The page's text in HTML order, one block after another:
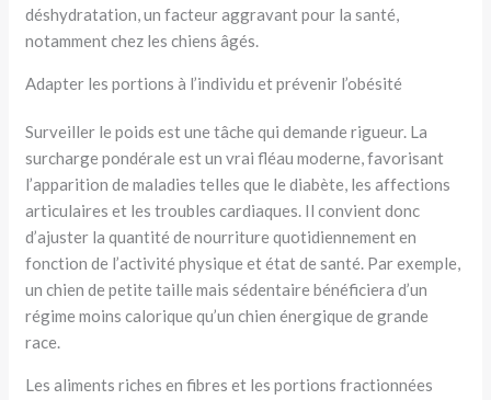
déshydratation, un facteur aggravant pour la santé,
notamment chez les chiens âgés.
Adapter les portions à l’individu et prévenir l’obésité
Surveiller le poids est une tâche qui demande rigueur. La
surcharge pondérale est un vrai fléau moderne, favorisant
l’apparition de maladies telles que le diabète, les affections
articulaires et les troubles cardiaques. Il convient donc
d’ajuster la quantité de nourriture quotidiennement en
fonction de l’activité physique et état de santé. Par exemple,
un chien de petite taille mais sédentaire bénéficiera d’un
régime moins calorique qu’un chien énergique de grande
race.
Les aliments riches en fibres et les portions fractionnées